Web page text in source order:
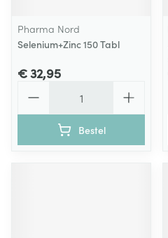
Pharma Nord
Selenium+Zinc 150 Tabl
€ 32,95
Bestel